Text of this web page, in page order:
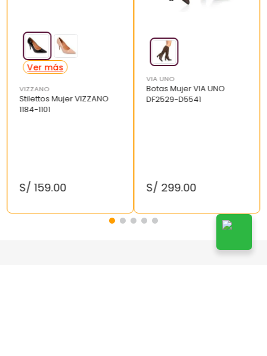
VIZZANO
Stilettos Mujer VIZZANO
1184-1101
S/ 159.00
VIA UNO
Botas Mujer VIA UNO
DF2529-D5541
S/ 299.00